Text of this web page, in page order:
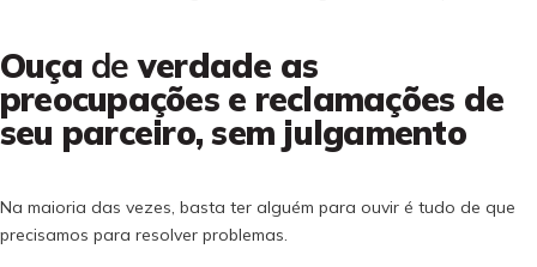
Ouçade verdade as
preocupações e reclamações de
seu parceiro, sem julgamento
Na maioria das vezes, basta ter alguém para ouvir é tudo de que
precisamos para resolver problemas.